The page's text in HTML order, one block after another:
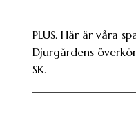
PLUS. Här är våra
Djurgårdens
SK.